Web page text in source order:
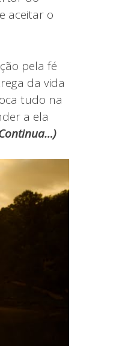
aceitar o
pela fé
da vida
tudo na
a ela